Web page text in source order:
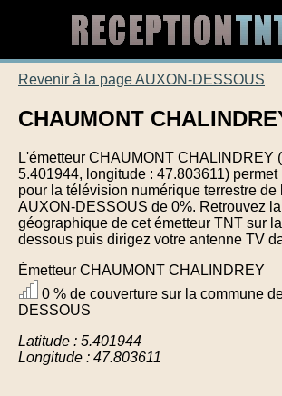
Revenir à la page AUXON-DESSOUS
CHAUMONT
L'émetteur CHAUMONT CHALINDREY
5.401944, longitude : 47.803611)
pour la télévision numérique terrestre de
AUXON-DESSOUS de 0%. Retrouvez
géographique de cet émetteur TNT sur
dessous puis dirigez votre antenne TV
Émetteur CHAUMONT CHALINDREY
0 % de couverture sur la commune
DESSOUS
Latitude : 5.401944
Longitude : 47.803611